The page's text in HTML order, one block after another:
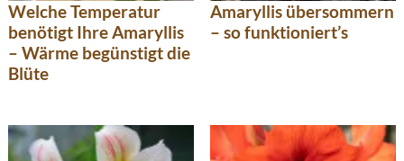
Welche Temperatur
benötigt Ihre Amaryllis
– Wärme begünstigt die
Blüte
Amaryllis übersommern
– so funktioniert’s